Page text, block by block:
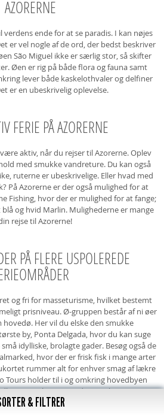
& FILTRER
AZORERNE
verdens ende for at se paradis. I kan nøjes
er vel nogle af de ord, der bedst beskriver
São Miguel ikke er særlig stor, så skifter
Øen er rig på både flora og fauna samt
lever både kaskelothvaler og delfiner
er en ubeskrivelig oplevelse.
FERIE PÅ AZORERNE
aktiv, når du rejser til Azorerne. Oplev
med smukke vandreture. Du kan også
ruterne er ubeskrivelige. Eller hvad med
På Azorerne er der også mulighed for at
Fishing, hvor der er mulighed for at fange;
og hvid Marlin. Mulighederne er mange
rejse til Azorerne!
PÅ FLERE USPOLEREDE
og fri for masseturisme, hvilket bestemt
prisniveau. Ø-gruppen består af ni øer
hovedø. Her vil du elske den smukke
by, Ponta Delgada, hvor du kan suge
idylliske, brolagte gader. Besøg også de
hvor der er frisk fisk i mange arter
rummer alt for enhver smag af lækre
Tours holder til i og omkring hovedbyen
i Ribeira Grande, som har Azorernes
er området med mange gode vandreruter,